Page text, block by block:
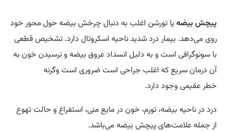
پیچش بیضهیا تورشن اغلب به دنبال چرخش بیضه حول محور خود
روی می‌دهد. بیمار درد شدید ناحیه اسکروتال دارد. تشخیص قطعی
با سونوگرافی است و به دلیل انسداد عروق بیضه و نرسیدن خون به
آن درمان سریع که اغلب جراحی است ضروری است وگرنه
خطر عقیمی وجود دارد.
درد در ناحیه بیضه، تورم، خون در مایع منی، استفراغ و حالت تهوع
از جمله علامت‌های پیچش بیضه می‌باشد.